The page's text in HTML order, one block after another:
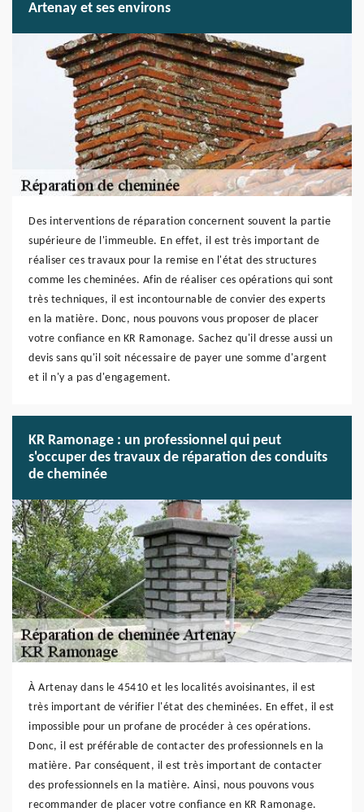
Artenay et ses environs
Des interventions de réparation concernent souvent la partie
supérieure de l'immeuble. En effet, il est très important de
réaliser ces travaux pour la remise en l'état des structures
comme les cheminées. Afin de réaliser ces opérations qui sont
très techniques, il est incontournable de convier des experts
en la matière. Donc, nous pouvons vous proposer de placer
votre confiance en KR Ramonage. Sachez qu'il dresse aussi un
devis sans qu'il soit nécessaire de payer une somme d'argent
et il n'y a pas d'engagement.
KR Ramonage : un professionnel qui peut
s'occuper des travaux de réparation des conduits
de cheminée
À Artenay dans le 45410 et les localités avoisinantes, il est
très important de vérifier l'état des cheminées. En effet, il est
impossible pour un profane de procéder à ces opérations.
Donc, il est préférable de contacter des professionnels en la
matière. Par conséquent, il est très important de contacter
des professionnels en la matière. Ainsi, nous pouvons vous
recommander de placer votre confiance en KR Ramonage.